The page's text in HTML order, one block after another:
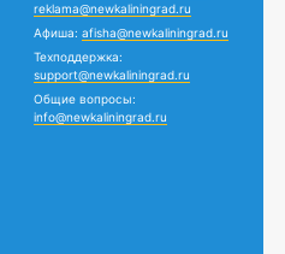
reklama@newkaliningrad.ru
Афиша: afisha@newkaliningrad.ru
Техподдержка:
support@newkaliningrad.ru
Общие вопросы:
info@newkaliningrad.ru